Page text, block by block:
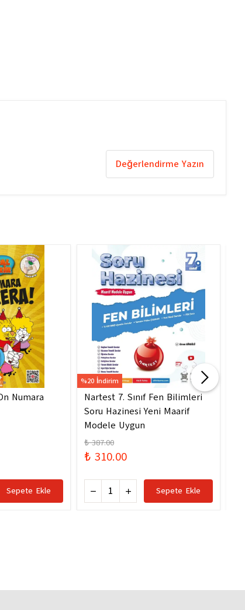
Değerlendirme Yazın
Numara
Sepete Ekle
%20 İndirim
Nartest 7. Sınıf Fen Bilimleri
Soru Hazinesi Yeni Maarif
Modele Uygun
₺ 387.00
₺ 310.00
Sepete Ekle